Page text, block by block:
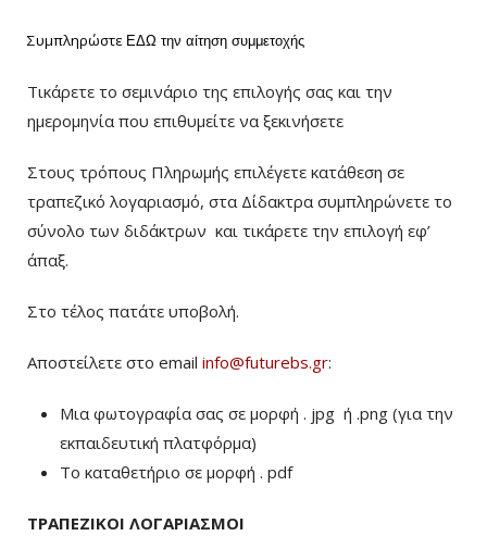
Συμπληρώστε ΕΔΩ την αίτηση συμμετοχής
Τικάρετε το σεμινάριο της επιλογής σας και την
ημερομηνία που επιθυμείτε να ξεκινήσετε
Στους τρόπους Πληρωμής επιλέγετε κατάθεση σε
τραπεζικό λογαριασμό, στα Δίδακτρα συμπληρώνετε το
σύνολο των διδάκτρων και τικάρετε την επιλογή εφ’
άπαξ.
Στο τέλος πατάτε υποβολή.
Αποστείλετε στο email info@futurebs.gr:
Μια φωτογραφία σας σε μορφή . jpg ή .png (για την
εκπαιδευτική πλατφόρμα)
To καταθετήριο σε μορφή . pdf
ΤΡΑΠΕΖΙΚΟΙ ΛΟΓΑΡΙΑΣΜΟΙ